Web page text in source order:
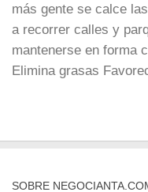
más gente se calce
a recorrer calles y
mantenerse en forma
Elimina grasas
SOBRE